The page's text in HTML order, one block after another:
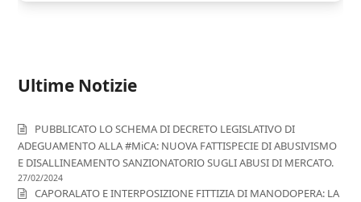
Ultime Notizie
PUBBLICATO LO SCHEMA DI DECRETO LEGISLATIVO DI
ADEGUAMENTO ALLA #MiCA: NUOVA FATTISPECIE DI ABUSIVISMO
E DISALLINEAMENTO SANZIONATORIO SUGLI ABUSI DI MERCATO.
27/02/2024
CAPORALATO E INTERPOSIZIONE FITTIZIA DI MANODOPERA: LA